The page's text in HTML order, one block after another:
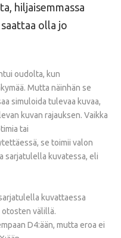
hiljaisemmassa
olla jo
oudolta, kun
Mutta näinhän se
simuloida tulevaa kuvaa,
kuvan rajauksen. Vaikka
tai
se toimii valon
sarjatulella kuvatessa, eli
kuvattaessa
otosten välillä.
D4:ään, mutta eroa ei